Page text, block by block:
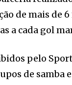
de mais de
a cada gol
pelo
de samba